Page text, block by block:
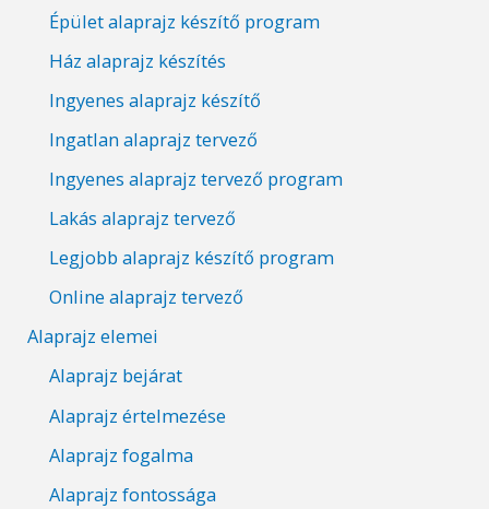
Épület alaprajz készítő program
Ház alaprajz készítés
Ingyenes alaprajz készítő
Ingatlan alaprajz tervező
Ingyenes alaprajz tervező program
Lakás alaprajz tervező
Legjobb alaprajz készítő program
Online alaprajz tervező
Alaprajz elemei
Alaprajz bejárat
Alaprajz értelmezése
Alaprajz fogalma
Alaprajz fontossága